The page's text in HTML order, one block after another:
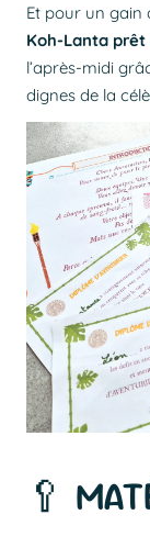
Et pour un gain
Koh-Lanta
l’après-midi
dignes de la
🥄